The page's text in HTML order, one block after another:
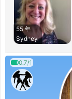
55 年
Sydney
0.7/1